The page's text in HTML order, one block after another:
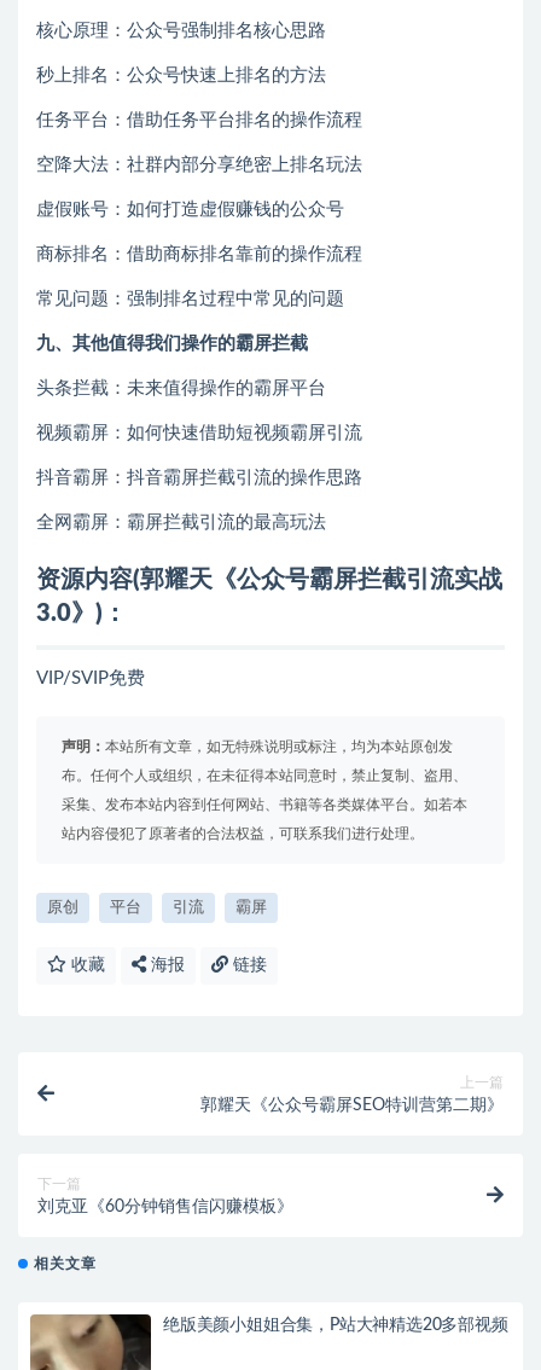
核心原理：公众号强制排名核心思路
秒上排名：公众号快速上排名的方法
任务平台：借助任务平台排名的操作流程
空降大法：社群内部分享绝密上排名玩法
虚假账号：如何打造虚假赚钱的公众号
商标排名：借助商标排名靠前的操作流程
常见问题：强制排名过程中常见的问题
九、其他值得我们操作的霸屏拦截
头条拦截：未来值得操作的霸屏平台
视频霸屏：如何快速借助短视频霸屏引流
抖音霸屏：抖音霸屏拦截引流的操作思路
全网霸屏：霸屏拦截引流的最高玩法
资源内容(郭耀天《公众号霸屏拦截引流实战
3.0》)：
VIP/SVIP免费
声明： 本站所有文章，如无特殊说明或标注，均为本站原创发
布。任何个人或组织，在未征得本站同意时，禁止复制、盗用、
采集、发布本站内容到任何网站、书籍等各类媒体平台。如若本
站内容侵犯了原著者的合法权益，可联系我们进行处理。
原创 平台 引流 霸屏
收藏 海报 链接
上一篇
郭耀天《公众号霸屏SEO特训营第二期》
下一篇
刘克亚《60分钟销售信闪赚模板》
相关文章
绝版美颜小姐姐合集，P站大神精选20多部视频